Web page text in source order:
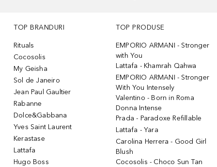
TOP BRANDURI
Rituals
Cocosolis
My Geisha
Sol de Janeiro
Jean Paul Gaultier
Rabanne
Dolce&Gabbana
Yves Saint Laurent
Kerastase
Lattafa
Hugo Boss
TOP PRODUSE
EMPORIO ARMANI - Stronger
with You
Lattafa - Khamrah Qahwa
EMPORIO ARMANI - Stronger
With You Intensely
Valentino - Born in Roma
Donna Intense
Prada - Paradoxe Refillable
Lattafa - Yara
Carolina Herrera - Good Girl
Blush
Cocosolis - Choco Sun Tan